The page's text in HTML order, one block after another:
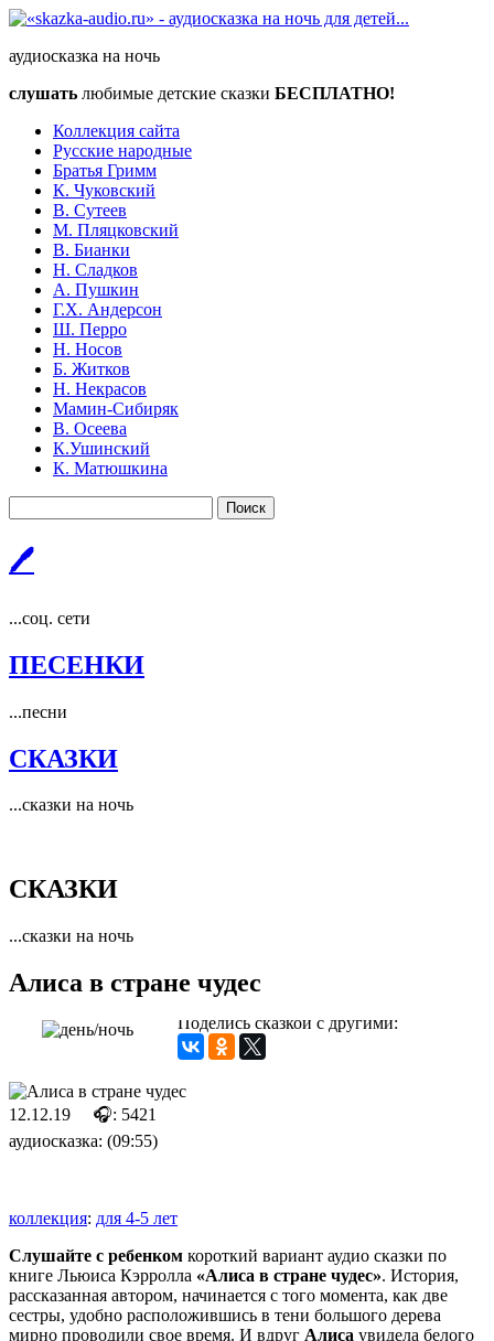
аудиосказка на ночь
слушать любимые детские сказки БЕСПЛАТНО!
Коллекция сайта
Русские народные
Братья Гримм
К. Чуковский
В. Сутеев
М. Пляцковский
В. Бианки
Н. Сладков
А. Пушкин
Г.Х. Андерсон
Ш. Перро
Н. Носов
Б. Житков
Н. Некрасов
Мамин-Сибиряк
В. Осеева
К.Ушинский
К. Матюшкина
Поиск
🖊
...соц. сети
ПЕСЕНКИ
...песни
СКАЗКИ
...сказки на ночь
СКАЗКИ
...сказки на ночь
Алиса в стране чудес
Поделись сказкой с другими:
12.12.19
🎧: 5421
аудиосказка: (09:55)
коллекция: для 4-5 лет
Слушайте с ребенком короткий вариант аудио сказки по
книге Льюиса Кэрролла «Алиса в стране чудес». История,
рассказанная автором, начинается с того момента, как две
сестры, удобно расположившись в тени большого дерева
мирно проводили свое время. И вдруг Алиса увидела белого